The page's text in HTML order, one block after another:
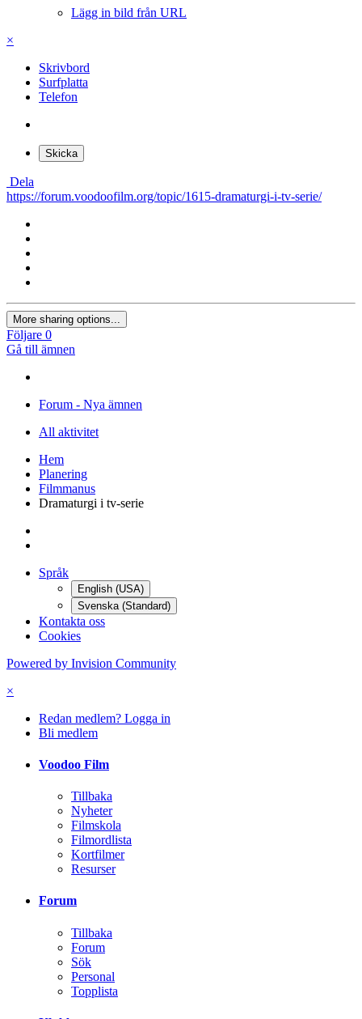
Lägg in bild från URL
×
Skrivbord
Surfplatta
Telefon
Skicka
Dela
https://forum.voodoofilm.org/topic/1615-dramaturgi-i-tv-serie/
More sharing options...
Följare 0
Gå till ämnen
Forum - Nya ämnen
All aktivitet
Hem
Planering
Filmmanus
Dramaturgi i tv-serie
Språk
English (USA)
Svenska (Standard)
Kontakta oss
Cookies
Powered by Invision Community
×
Redan medlem? Logga in
Bli medlem
Voodoo Film
Tillbaka
Nyheter
Filmskola
Filmordlista
Kortfilmer
Resurser
Forum
Tillbaka
Forum
Sök
Personal
Topplista